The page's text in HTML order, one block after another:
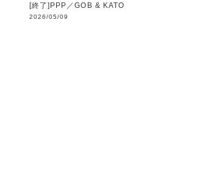
[終了]PPP／GOB & KATO
2026/05/09